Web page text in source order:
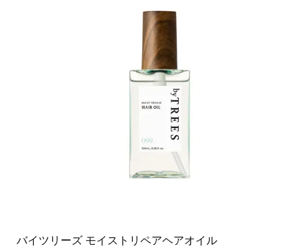
バイツリーズ モイストリペアヘアオイル